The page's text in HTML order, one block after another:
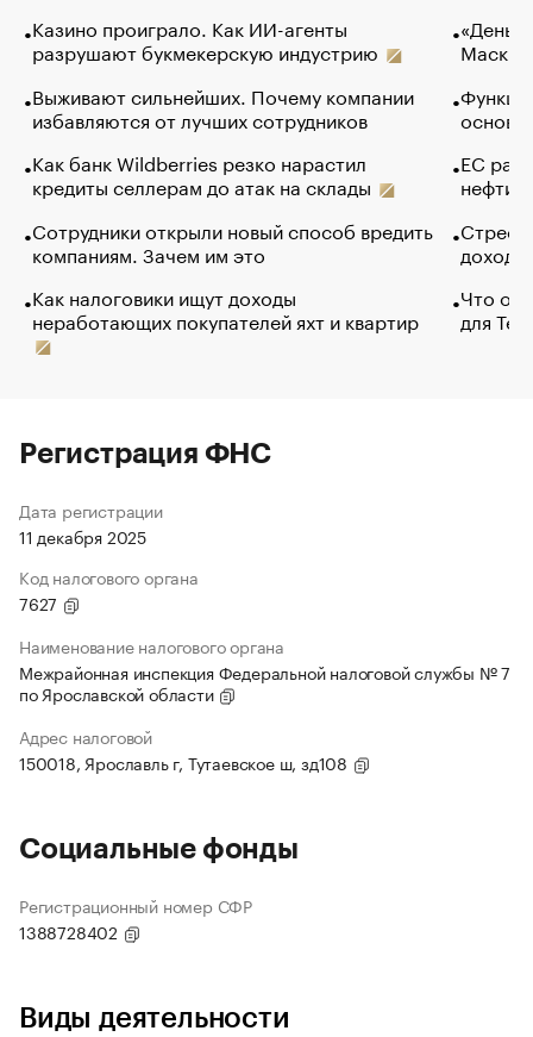
Казино проиграло. Как ИИ-агенты
разрушают букмекерскую индустрию
Выживают сильнейших. Почему компании
избавляются от лучших сотрудников
Как банк Wildberries резко нарастил
кредиты селлерам до атак на склады
Сотрудники открыли новый способ вредить
компаниям. Зачем им это
Как налоговики ищут доходы
неработающих покупателей яхт и квартир
Маск в
основ
ЕС
нефти
Что
для
Регистрация ФНС
Дата регистрации
11 декабря 2025
Код налогового органа
7627
Наименование налогового органа
Межрайонная инспекция Федеральной налоговой службы № 7
по Ярославской области
Адрес налоговой
150018, Ярославль г, Тутаевское ш, зд108
Социальные фонды
Регистрационный номер СФР
1388728402
Виды деятельности